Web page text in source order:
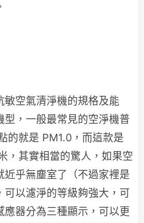
敏空氣清淨機的規格及能
，一般最常見的空淨機普
的就是 PM1.0，而這款是
，其實相當的驚人，如果空
近乎無塵室了（不過家裡是
以濾淨的等級夠強大，可
器分為三種顯示，可以更